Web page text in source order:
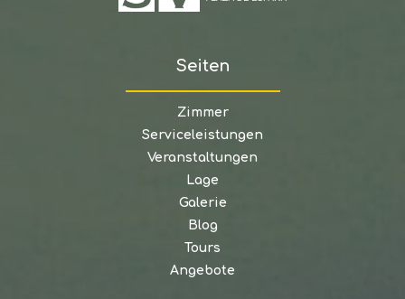
Seiten
Zimmer
Serviceleistungen
Veranstaltungen
Lage
Galerie
Blog
Tours
Angebote